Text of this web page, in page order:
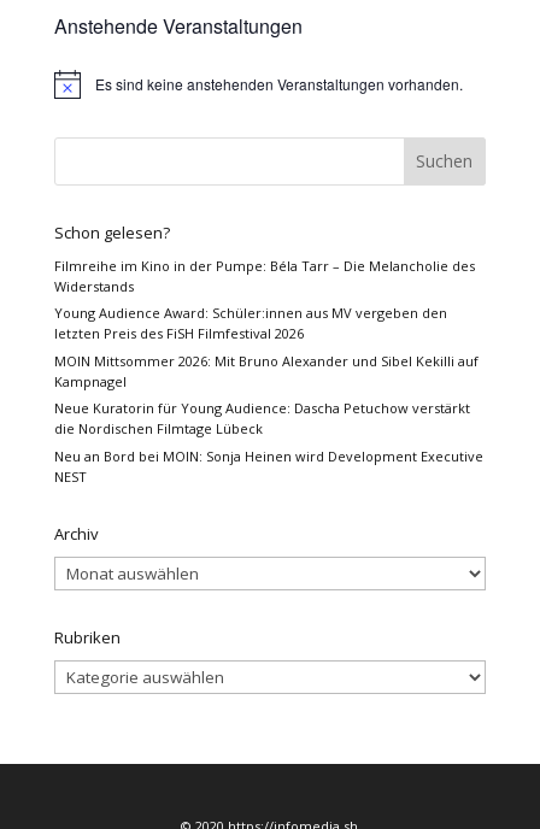
Anstehende Veranstaltungen
HinweisEs sind keine anstehenden Veranstaltungen vorhanden.
Schon gelesen?
Filmreihe im Kino in der Pumpe: Béla Tarr – Die Melancholie des
Widerstands
Young Audience Award: Schüler:innen aus MV vergeben den
letzten Preis des FiSH Filmfestival 2026
MOIN Mittsommer 2026: Mit Bruno Alexander und Sibel Kekilli auf
Kampnagel
Neue Kuratorin für Young Audience: Dascha Petuchow verstärkt
die Nordischen Filmtage Lübeck
Neu an Bord bei MOIN: Sonja Heinen wird Development Executive
NEST
Archiv
Archiv
Rubriken
Rubriken